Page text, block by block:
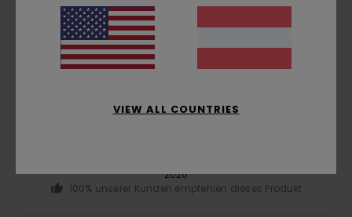
Kundenbewertungen
Durchschnittliche Bewertung
5.0/5
2026
100% unserer Kunden empfehlen dieses Produkt
VIEW ALL COUNTRIES